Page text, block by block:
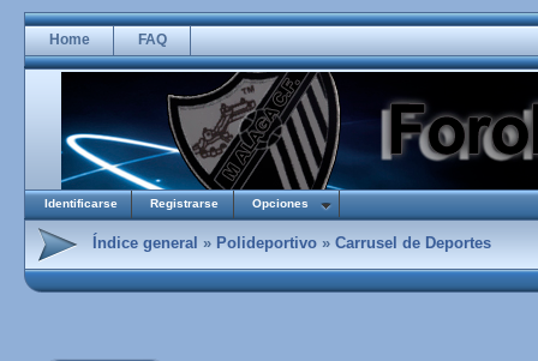
Home FAQ
Identificarse Registrarse Opciones
Índice general » Polideportivo » Carrusel de Deportes